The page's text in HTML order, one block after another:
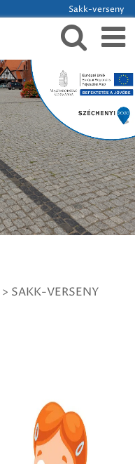
Sakk-verseny
> SAKK-VERSENY